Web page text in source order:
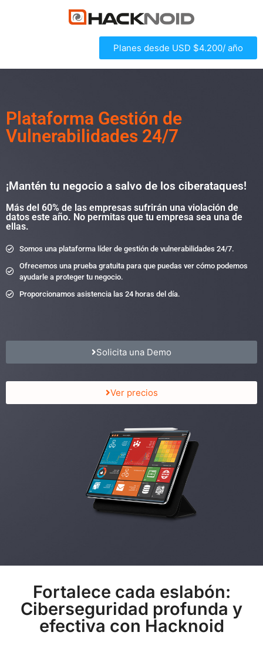
Planes desde USD $4.200/ año
Plataforma Gestión de
Vulnerabilidades 24/7
¡Mantén tu negocio a salvo de los ciberataques!
Más del 60% de las empresas sufrirán una violación de
datos este año. No permitas que tu empresa sea una de
ellas.
Somos una plataforma líder de gestión de vulnerabilidades 24/7.
Ofrecemos una prueba gratuita para que puedas ver cómo podemos
ayudarle a proteger tu negocio.
Proporcionamos asistencia las 24 horas del día.
Solicita una Demo
Ver precios
Fortalece cada eslabón:
Ciberseguridad profunda y
efectiva con Hacknoid